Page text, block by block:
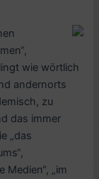
wie wörtlich
andernorts
zu
das immer
„das
Medien“, „im